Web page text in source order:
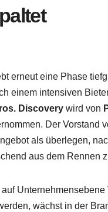
erneut eine Phase
einem intensiven
Discovery wird von
Der Vorstand
als überlegen,
aus dem Rennen
Unternehmensebene
wächst in der